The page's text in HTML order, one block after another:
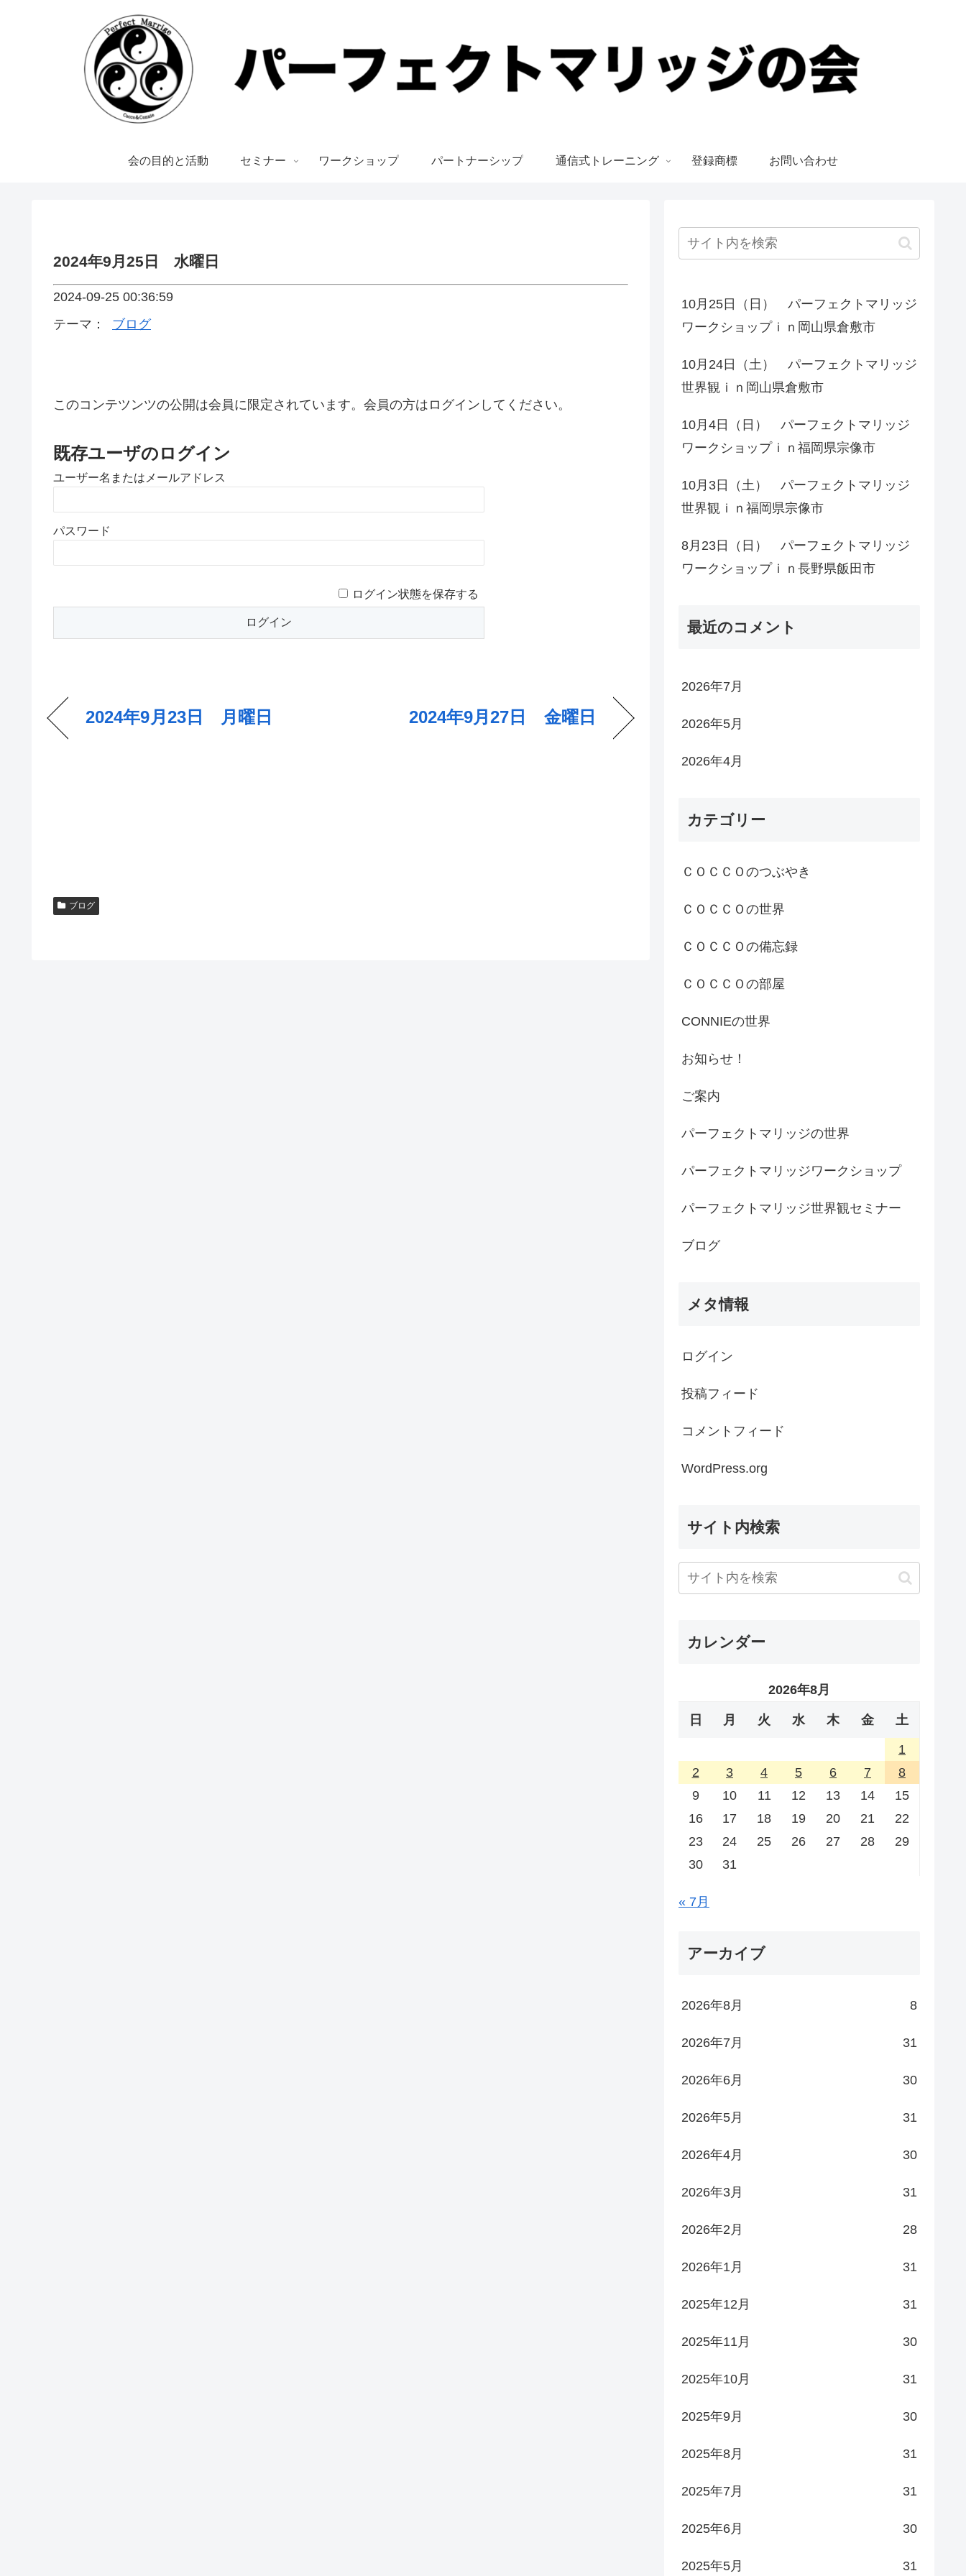
会の目的と活動 セミナー ワークショップ パートナーシップ 通信式トレーニング 登録商標 お問い合わせ
2024年9月25日 水曜日
2024-09-25 00:36:59
テーマ：
ブログ
このコンテツンツの公開は会員に限定されています。会員の方はログインしてください。
既存ユーザのログイン
ユーザー名またはメールアドレス
パスワード
ログイン状態を保存する
2024年9月23日 月曜日 2024年9月27日 金曜日
ブログ
10月25日（日） パーフェクトマリッジ
ワークショップｉｎ岡山県倉敷市
10月24日（土） パーフェクトマリッジ
世界観ｉｎ岡山県倉敷市
10月4日（日） パーフェクトマリッジ
ワークショップｉｎ福岡県宗像市
10月3日（土） パーフェクトマリッジ
世界観ｉｎ福岡県宗像市
8月23日（日） パーフェクトマリッジ
ワークショップｉｎ長野県飯田市
最近のコメント
2026年7月
2026年5月
2026年4月
カテゴリー
ＣＯＣＣＯのつぶやき
ＣＯＣＣＯの世界
ＣＯＣＣＯの備忘録
ＣＯＣＣＯの部屋
CONNIEの世界
お知らせ！
ご案内
パーフェクトマリッジの世界
パーフェクトマリッジワークショップ
パーフェクトマリッジ世界観セミナー
ブログ
メタ情報
ログイン
投稿フィード
コメントフィード
WordPress.org
サイト内検索
カレンダー
2026年8月
日 月 火 水 木 金 土
1
2
3 4 5 6 7
8
9
10 11 12 13 14
15
16
17 18 19 20 21
22
23
24 25 26 27 28
29
30
31
« 7月
アーカイブ
2026年8月 8
2026年7月 31
2026年6月 30
2026年5月 31
2026年4月 30
2026年3月 31
2026年2月 28
2026年1月 31
2025年12月 31
2025年11月 30
2025年10月 31
2025年9月 30
2025年8月 31
2025年7月 31
2025年6月 30
2025年5月 31